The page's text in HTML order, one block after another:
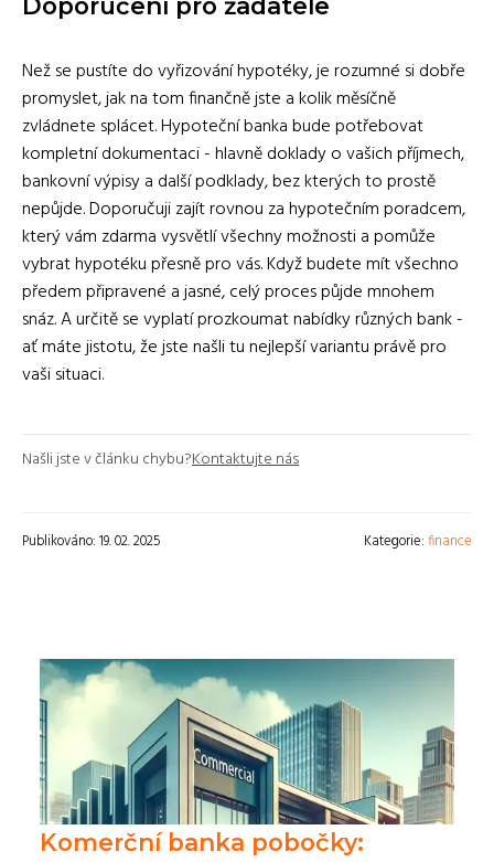
Než se pustíte do vyřizování hypotéky, je rozumné si dobře
promyslet, jak na tom finančně jste a kolik měsíčně
zvládnete splácet. Hypoteční banka bude potřebovat
kompletní dokumentaci - hlavně doklady o vašich příjmech,
bankovní výpisy a další podklady, bez kterých to prostě
nepůjde. Doporučuji zajít rovnou za hypotečním poradcem,
který vám zdarma vysvětlí všechny možnosti a pomůže
vybrat hypotéku přesně pro vás. Když budete mít všechno
předem připravené a jasné, celý proces půjde mnohem
snáz. A určitě se vyplatí prozkoumat nabídky různých bank -
ať máte jistotu, že jste našli tu nejlepší variantu právě pro
vaši situaci.
Našli jste v článku chybu?Kontaktujte nás
Publikováno: 19. 02. 2025 Kategorie:finance
Komerční banka pobočky: